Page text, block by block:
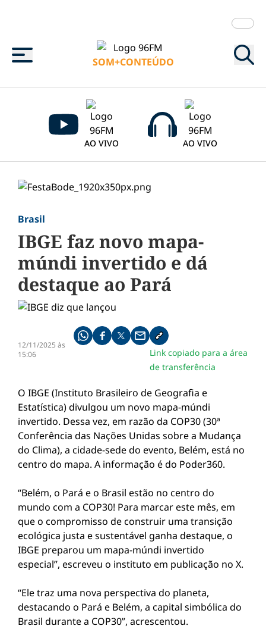
Menu
SOM+CONTEÚDO
AO VIVO AO VIVO
Brasil
IBGE faz novo mapa-
múndi invertido e dá
destaque ao Pará
12/11/2025 às
15:06
Compartilhe pelo whatsapp
Compartilhar no facebook
Compartilhar no twitter
Compartilhe pelo email
Copiar link da notícia
Link copiado para a área
de transferência
O IBGE (Instituto Brasileiro de Geografia e
Estatística) divulgou um novo mapa-múndi
invertido. Dessa vez, em razão da COP30 (30ª
Conferência das Nações Unidas sobre a Mudança
do Clima), a cidade-sede do evento, Belém, está no
centro do mapa. A informação é do Poder360.
“Belém, o Pará e o Brasil estão no centro do
mundo com a COP30! Para marcar este mês, em
que o compromisso de construir uma transição
ecológica justa e sustentável ganha destaque, o
IBGE preparou um mapa-múndi invertido
especial”, escreveu o instituto em publicação no X.
“Ele traz uma nova perspectiva do planeta,
destacando o Pará e Belém, a capital simbólica do
Brasil durante a COP30”, acrescentou.